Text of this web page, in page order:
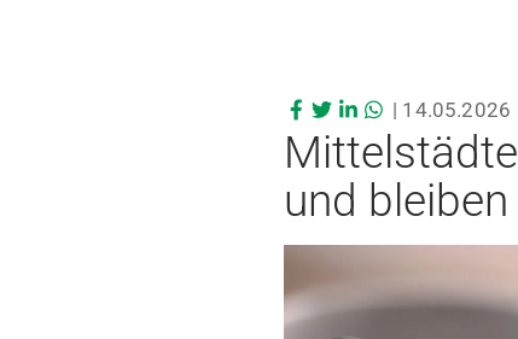
| 14.05.2026
und